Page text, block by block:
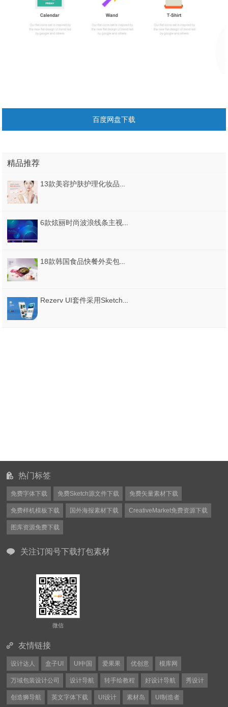
百度网盘下载
精品推荐
13款美容护肤护理化妆品护肤品保养品PSD格式
6款炫丽时尚波浪线条主视觉KV背景AI格式
18款韩国食品快餐外卖包装纸袋便当纸盒广告宣传海报PSD模板素材
Rezerv UI套件采用Sketch，XD和Figma，Rezerv Hotel和Booking UI Kit设计
热门标签
免费字体下载 免费Sketch源文件下载 免费矢量素材下载
免费样机模板下载 国外海报素材下载 CreativeMarket免费资源下载
图库资源免费下载
关注订阅号下载打包素材
微信
友情链接
设计达人 盒子UI UI中国 爱果果 优创意 模库网
万域包装设计公司 设计导航 转手绘教程 好设计导航 秀设计
创造狮导航 英文字体下载 UI设计 素材岛 UI制造者